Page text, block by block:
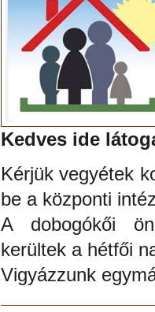
Kedves ide
Kérjük vegyétek
be a központi
A dobogókői
kerültek a hétfői
Vigyázzunk